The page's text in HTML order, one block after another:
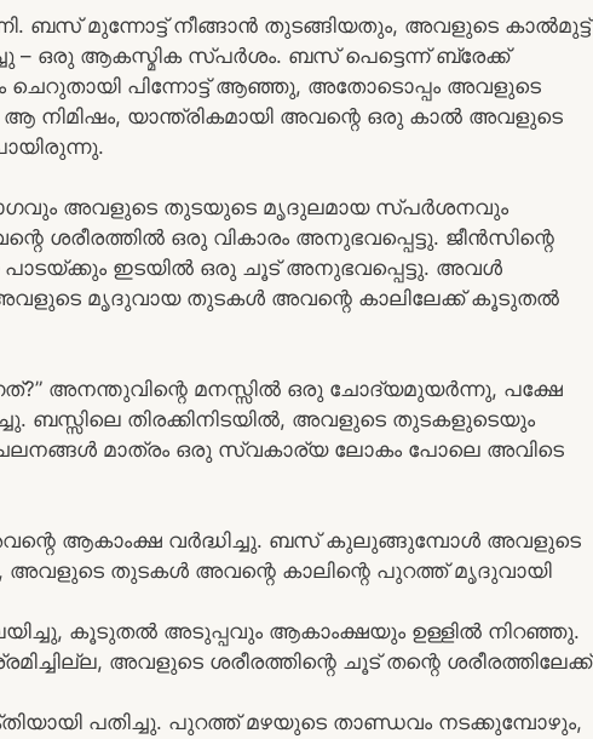
ബസ് മുന്നോട്ട് നീങ്ങാൻ തുടങ്ങിയതും, അവളുടെ കാൽമുട്ട്
– ഒരു ആകസ്മിക സ്പർശം. ബസ് പെട്ടെന്ന് ബ്രേക്ക്
ചെറുതായി പിന്നോട്ട് ആഞ്ഞു, അതോടൊപ്പം അവളുടെ
നിമിഷം, യാന്ത്രികമായി അവന്റെ ഒരു കാൽ അവളുടെ
അവളുടെ തുടയുടെ മൃദുലമായ സ്പർശനവും
ശരീരത്തിൽ ഒരു വികാരം അനുഭവപ്പെട്ടു. ജീൻസിന്റെ
പാടയ്ക്കും ഇടയിൽ ഒരു ചൂട് അനുഭവപ്പെട്ടു. അവൾ
മൃദുവായ തുടകൾ അവന്റെ കാലിലേക്ക് കൂടുതൽ
അനന്തുവിന്റെ മനസ്സിൽ ഒരു ചോദ്യമുയർന്നു, പക്ഷേ
തിരക്കിനിടയിൽ, അവളുടെ തുടകളുടെയും
ചലനങ്ങൾ മാത്രം ഒരു സ്വകാര്യ ലോകം പോലെ അവിടെ
ആകാംക്ഷ വർദ്ധിച്ചു. ബസ് കുലുങ്ങുമ്പോൾ അവളുടെ
അവളുടെ തുടകൾ അവന്റെ കാലിന്റെ പുറത്ത് മൃദുവായി
കൂടുതൽ അടുപ്പവും ആകാംക്ഷയും ഉള്ളിൽ നിറഞ്ഞു.
അവളുടെ ശരീരത്തിന്റെ ചൂട് തന്റെ ശരീരത്തിലേക്ക്
പതിച്ചു. പുറത്ത് മഴയുടെ താണ്ഡവം നടക്കുമ്പോഴും,